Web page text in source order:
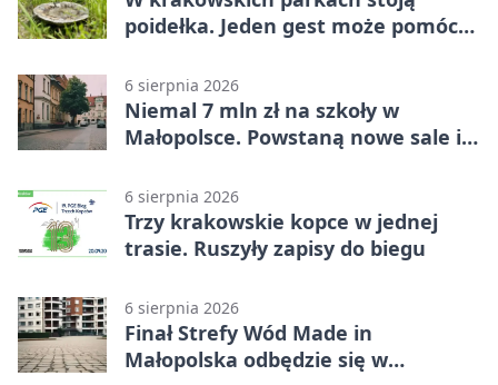
poidełka. Jeden gest może pomóc
6 sierpnia 2026
Niemal 7 mln zł na szkoły w
Małopolsce. Powstaną nowe sale i
6 sierpnia 2026
Trzy krakowskie kopce w jednej
trasie. Ruszyły zapisy do biegu
6 sierpnia 2026
Finał Strefy Wód Made in
Małopolska odbędzie się w